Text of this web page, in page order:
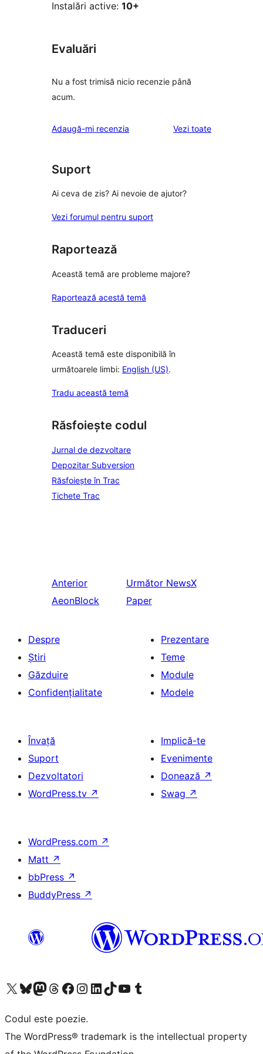
Instalări active: 10+
Evaluări
Nu a fost trimisă nicio recenzie până
acum.
Adaugă-mi recenzia Vezi toaterecenziile
Suport
Ai ceva de zis? Ai nevoie de ajutor?
Vezi forumul pentru suport
Raportează
Această temă are probleme majore?
Raportează acestă temă
Traduceri
Această temă este disponibilă în
următoarele limbi: English (US).
Tradu această temă
Răsfoiește codul
Jurnal de dezvoltare
Depozitar Subversion
Răsfoiește în Trac
Tichete Trac
Anterior
AeonBlock
Următor NewsX
Paper
Despre
Știri
Găzduire
Confidențialitate
Prezentare
Teme
Module
Modele
Învață
Suport
Dezvoltatori
WordPress.tv ↗
Implică-te
Evenimente
Donează ↗
Swag ↗
WordPress.com ↗
Matt ↗
bbPress ↗
BuddyPress ↗
Mergi la contul nostru X (fost Twitter)
Vizitează contul nostru Bluesky
Vizitează contul nostru Mastodon
Vizitează contul nostru Threads
Vizitează pagina noastră Facebook
Vizitează-ne pe Instagram
Vizitează-ne pe LinkedIn
Vizitează contul nostru TikTok
Vizitează canalul nostru YouTube
Vizitează contul nostru Tumblr
Codul este poezie.
The WordPress® trademark is the intellectual property